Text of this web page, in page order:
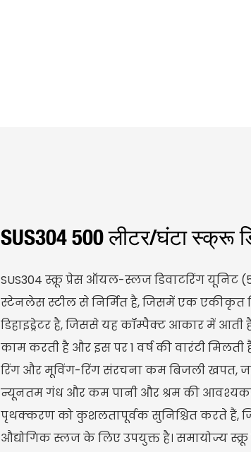
SUS304 500 लीटर/घंटा स्क्रू
SUS304 स्क्रू प्रेस ऑयल-स्लज डिवाटरिंग यूनिट
स्टेनलेस स्टील से निर्मित है, जिसमें एक एकीकृत
डिहाइड्रेटर है, जिससे यह कॉम्पैक्ट आकार में आती
काम करती है और इस पर 1 वर्ष की वारंटी
रिंग और मूविंग-रिंग संरचना कम बिजली खपत,
न्यूनतम गंध और कम पानी और श्रम की
पृथक्करण को कुशलतापूर्वक सुनिश्चित करते हैं,
औद्योगिक स्लज के लिए उपयुक्त है। समायोज्य